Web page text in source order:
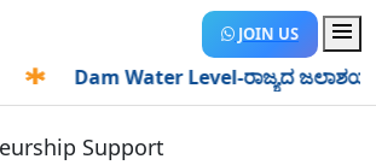
JOIN US
Dam Water Level-ರಾಜ್ಯದ ಜಲಾಶಯಗಳಿಗೆ
Support